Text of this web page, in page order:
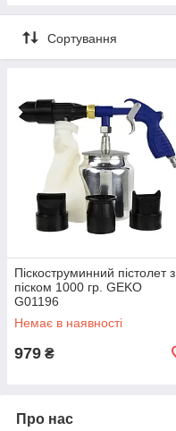
Сортування
Піскоструминний пістолет з
піском 1000 гр. GEKO
G01196
Немає в наявності
979 ₴
Про нас